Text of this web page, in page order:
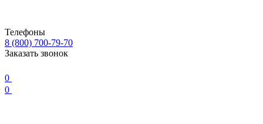
Телефоны
8 (800) 700-79-70
Заказать звонок
0
0